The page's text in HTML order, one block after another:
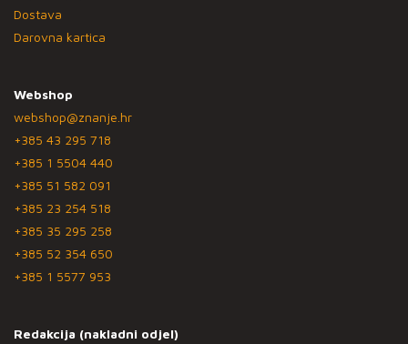
Dostava
Darovna kartica
Webshop
webshop@znanje.hr
+385 43 295 718
+385 1 5504 440
+385 51 582 091
+385 23 254 518
+385 35 295 258
+385 52 354 650
+385 1 5577 953
Redakcija (nakladni odjel)